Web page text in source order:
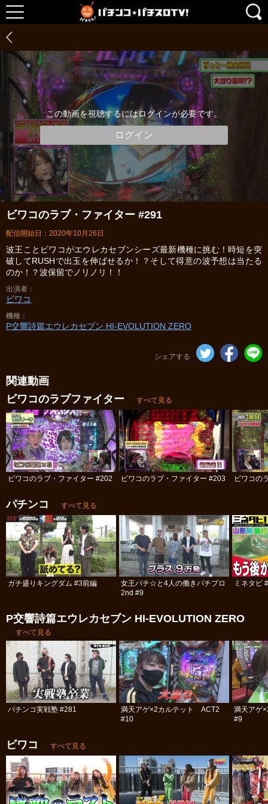
この動画を視聴するにはログインが必要です。
ログイン
ビワコのラブ・ファイター #291
配信開始日：2020年10月26日
波王ことビワコがエウレカセブンシーズ最新機種に挑む！時短を突
破してRUSHで出玉を伸ばせるか！？そして得意の波予想は当たる
のか！？波保留でノリノリ！！
出演者
ビワコ
機種
P交響詩篇エウレカセブン HI‐EVOLUTION ZERO
シェアする
関連動画
ビワコのラブファイター
すべて見る
ビワコのラブ・ファイター #202 ビワコのラブ・ファイター #203 ビワコの
パチンコ すべて見る
ガチ盛りキングダム #3前編
女王パチ☆と4人の働きパチプロ
2nd #9
ミネタビ
P交響詩篇エウレカセブン HI‐EVOLUTION ZERO
すべて見る
パチンコ実戦塾 #281
満天アゲ×2カルテット ACT2
#10
満天アゲ
#9
ビワコ すべて見る